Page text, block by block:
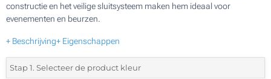
constructie en het veilige sluitsysteem maken hem ideaal voor
evenementen en beurzen.
+ Beschrijving+ Eigenschappen
Stap 1. Selecteer de product kleur